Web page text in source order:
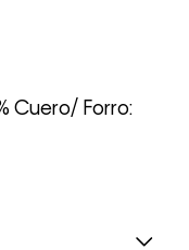
Cuero/ Forro: